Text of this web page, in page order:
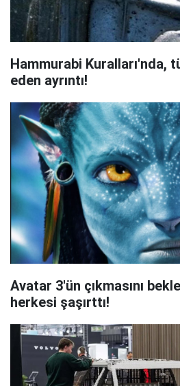
Hammurabi Kuralları'nda,
eden ayrıntı!
Avatar 3'ün çıkmasını
herkesi şaşırttı!